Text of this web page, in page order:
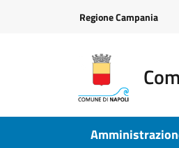
Regione Campania